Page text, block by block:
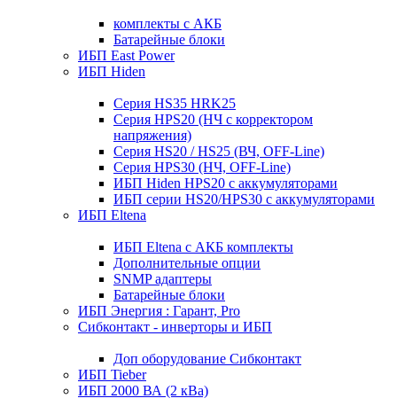
комплекты с АКБ
Батарейные блоки
ИБП East Power
ИБП Hiden
Серия HS35 HRK25
Серия HPS20 (НЧ с корректором
напряжения)
Серия HS20 / HS25 (ВЧ, OFF-Line)
Серия HPS30 (НЧ, OFF-Line)
ИБП Hiden HPS20 с аккумуляторами
ИБП серии HS20/HPS30 с аккумуляторами
ИБП Eltena
ИБП Eltena с АКБ комплекты
Дополнительные опции
SNMP адаптеры
Батарейные блоки
ИБП Энергия : Гарант, Pro
Сибконтакт - инверторы и ИБП
Доп оборудование Сибконтакт
ИБП Tieber
ИБП 2000 ВА (2 кВа)